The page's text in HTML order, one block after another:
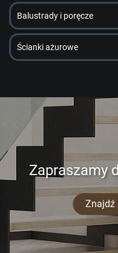
Balustrady i poręcze
Ścianki ażurowe
Zapraszamy
Znajdź